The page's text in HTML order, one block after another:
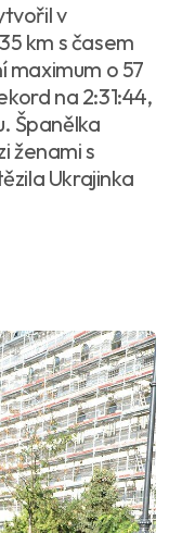
v
km s časem
maximum o 57
na 2:31:44,
Španělka
ženami s
Ukrajinka